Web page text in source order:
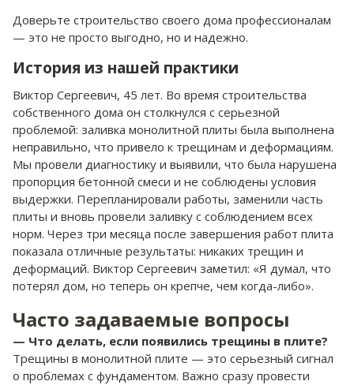
Доверьте строительство своего дома профессионалам
— это не просто выгодно, но и надежно.
История из нашей практики
Виктор Сергеевич, 45 лет. Во время строительства
собственного дома он столкнулся с серьезной
проблемой: заливка монолитной плиты была выполнена
неправильно, что привело к трещинам и деформациям.
Мы провели диагностику и выявили, что была нарушена
пропорция бетонной смеси и не соблюдены условия
выдержки. Перепланировали работы, заменили часть
плиты и вновь провели заливку с соблюдением всех
норм. Через три месяца после завершения работ плита
показала отличные результаты: никаких трещин и
деформаций. Виктор Сергеевич заметил: «Я думал, что
потерял дом, но теперь он крепче, чем когда-либо».
Часто задаваемые вопросы
— Что делать, если появились трещины в плите?
Трещины в монолитной плите — это серьезный сигнал
о проблемах с фундаментом. Важно сразу провести